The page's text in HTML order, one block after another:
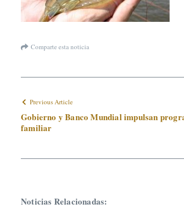
Comparte esta noticia
Previous Article
Gobierno y Banco Mundial impulsan
familiar
Noticias Relacionadas: